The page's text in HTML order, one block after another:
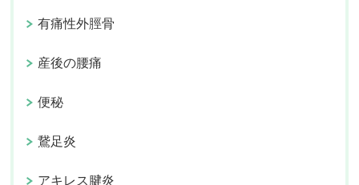
有痛性外脛骨
産後の腰痛
便秘
鵞足炎
アキレス腱炎